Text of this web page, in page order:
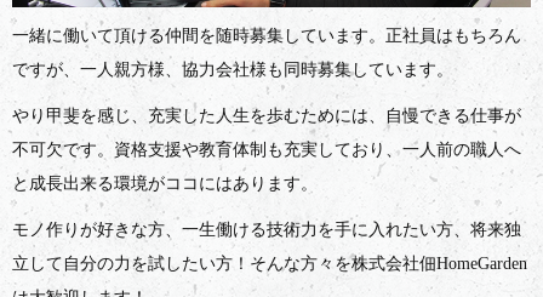
一緒に働いて頂ける仲間を随時募集しています。正社員はもちろん
ですが、一人親方様、協力会社様も同時募集しています。
やり甲斐を感じ、充実した人生を歩むためには、自慢できる仕事が
不可欠です。資格支援や教育体制も充実しており、一人前の職人へ
と成長出来る環境がココにはあります。
モノ作りが好きな方、一生働ける技術力を手に入れたい方、将来独
立して自分の力を試したい方！そんな方々を株式会社佃HomeGarden